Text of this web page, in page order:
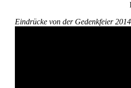
Die
Eindrücke von der Gedenkfeier